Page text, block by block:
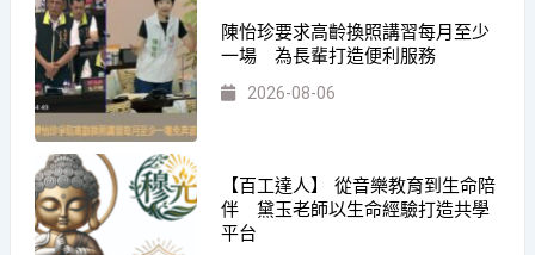
陳怡珍要求高齡換照講習每月至少
一場 為長輩打造便利服務
2026-08-06
【百工達人】 從音樂教育到生命陪
伴 黛玉老師以生命經驗打造共學
平台